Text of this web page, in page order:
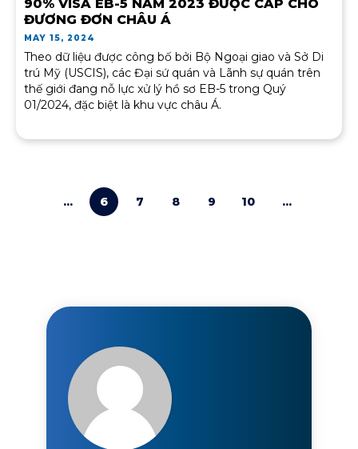
90% VISA EB-5 NĂM 2023 ĐƯỢC CẤP CHO
ĐƯƠNG ĐƠN CHÂU Á
MAY 15, 2024
Theo dữ liệu được công bố bởi Bộ Ngoại giao và Sở Di
trú Mỹ (USCIS), các Đại sứ quán và Lãnh sự quán trên
thế giới đang nỗ lực xử lý hồ sơ EB-5 trong Quý
01/2024, đặc biệt là khu vực châu Á.
... 6 7 8 9 10 ...